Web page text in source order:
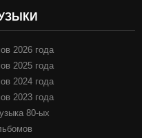
2026 года
2025 года
2024 года
2023 года
80-ых